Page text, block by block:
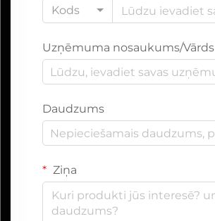
Kods
Uzņēmuma nosaukums/Vārds
Daudzums
Ziņa